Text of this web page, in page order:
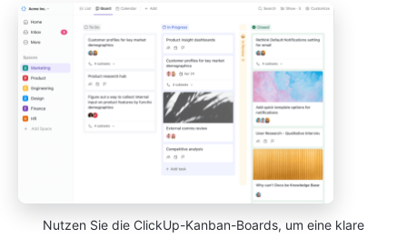
Nutzen Sie die ClickUp-Kanban-Boards, um eine klare